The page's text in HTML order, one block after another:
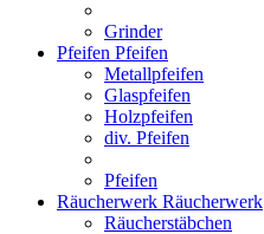
Grinder
Pfeifen Pfeifen
Metallpfeifen
Glaspfeifen
Holzpfeifen
div. Pfeifen
Pfeifen
Räucherwerk Räucherwerk
Räucherstäbchen